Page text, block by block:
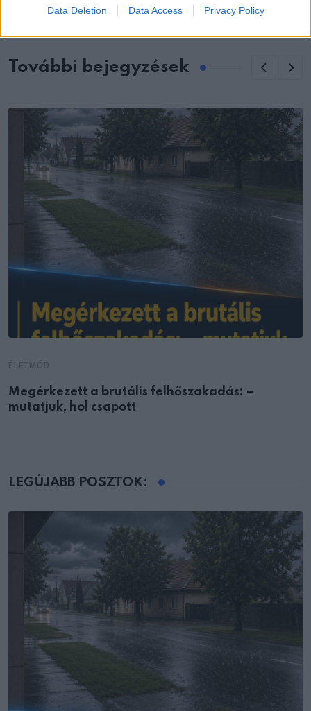
Data Deletion Data Access Privacy Policy
További bejegyzések
Megérkezett a brutális felhőszakadás: –
mutatjuk, hol csapott
LEGÚJABB POSZTOK: